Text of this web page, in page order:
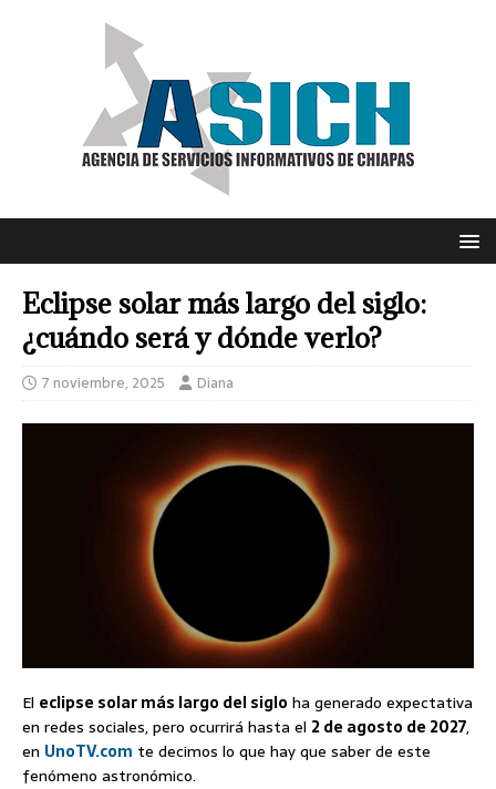
Eclipse solar más largo del siglo:
¿cuándo será y dónde verlo?
7 noviembre, 2025 Diana
El eclipse solar más largo del siglo ha generado expectativa
en redes sociales, pero ocurrirá hasta el 2 de agosto de 2027,
en UnoTV.com te decimos lo que hay que saber de este
fenómeno astronómico.